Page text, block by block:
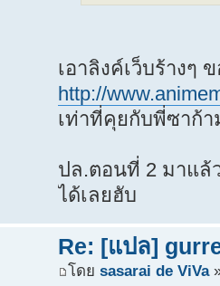
เอาลิงค์เว็บร้างๆ
http://
เท่าที่คุยกับพี่ซาก้า
ปล.ตอนที่ 2 มาแล้
ได้เลยฮับ
Re: [แปล]
โดยsasarai de ViVa